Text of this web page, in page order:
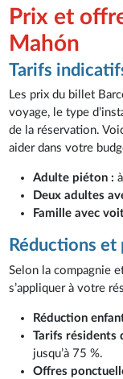
Prix et
Mahón
Tarifs
Les prix du billet
voyage, le type
de la réservation.
aider dans votre
Adulte piéton :
Deux adultes
Famille avec
Réductions
Selon la compagnie
s’appliquer à votre
Réduction
Tarifs résidents
jusqu’à 75 %.
Offres